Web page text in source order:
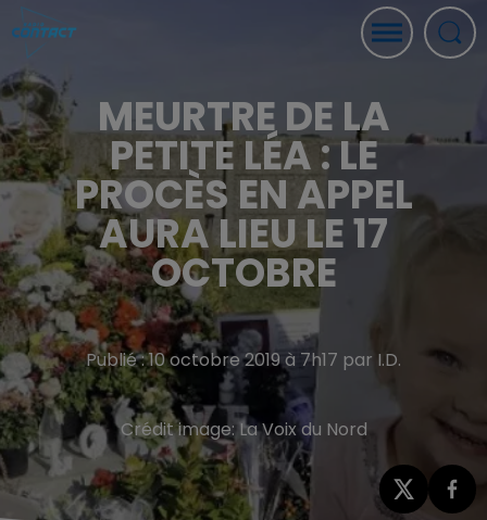
MEURTRE DE LA
PETITE LÉA : LE
PROCÈS EN APPEL
AURA LIEU LE 17
OCTOBRE
Publié : 10 octobre 2019 à 7h17 par I.D.
Crédit image: La Voix du Nord